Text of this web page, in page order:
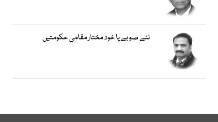
نئے صوبے یا خود مختار مقامی حکومتیں